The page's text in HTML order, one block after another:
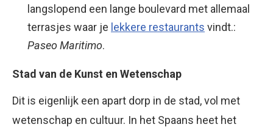
langslopend een lange boulevard met allemaal
terrasjes waar je lekkere restaurants vindt.:
Paseo Maritimo.
Stad van de Kunst en Wetenschap
Dit is eigenlijk een apart dorp in de stad, vol met
wetenschap en cultuur. In het Spaans heet het